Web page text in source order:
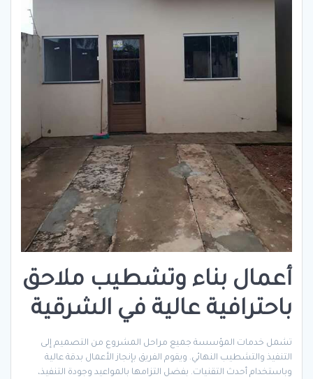
أعمال بناء وتشطيب ملاحق
باحترافية عالية في الشرقية
تشمل خدمات المؤسسة جميع مراحل المشروع من التصميم إلى
التنفيذ والتشطيب النهائي. ويقوم الفريق بإنجاز الأعمال بدقة عالية
وباستخدام أحدث التقنيات. بفضل التزامها بالمواعيد وجودة التنفيذ،